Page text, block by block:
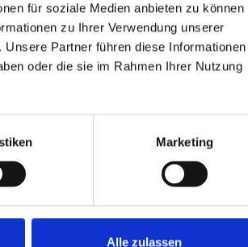
für soziale Medien anbieten zu können
zu Ihrer Verwendung unserer
Partner führen diese Informationen
oder die sie im Rahmen Ihrer Nutzung
Marketing
Alle zulassen
Energieausweis
gültig bis
Energieausweis
Werteklasse
Baujahr
Energieausweis
Heizung
Befeuerung